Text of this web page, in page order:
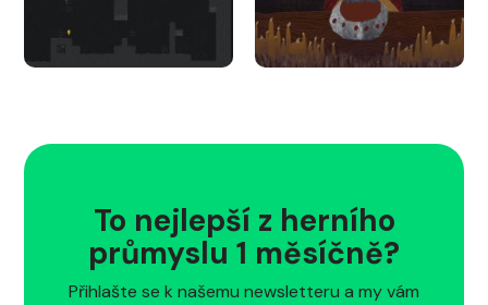
To nejlepší z herního
průmyslu 1 měsíčně?
Přihlašte se k našemu newsletteru a my vám